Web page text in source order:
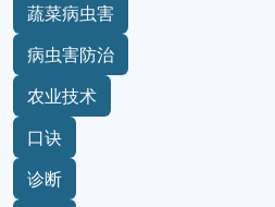
蔬菜病虫害
病虫害防治
农业技术
口诀
诊断